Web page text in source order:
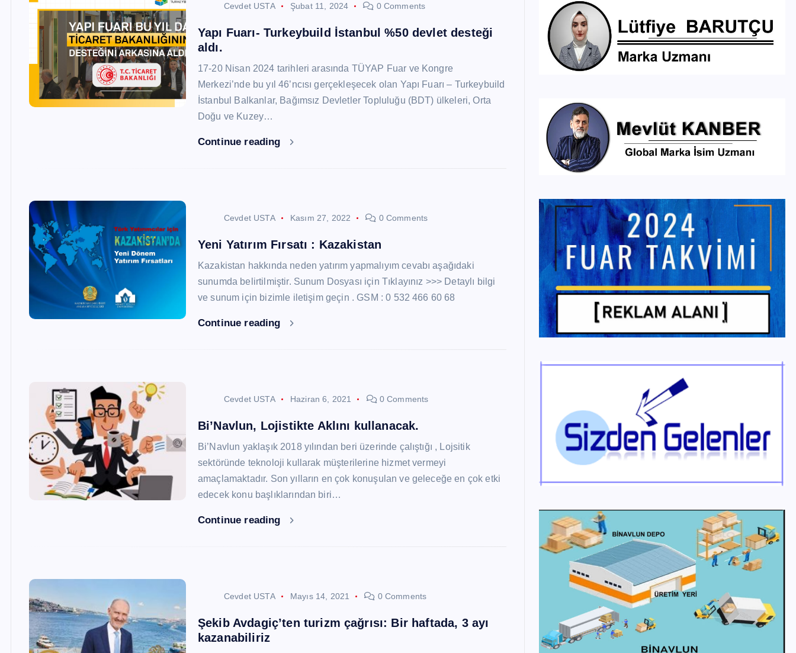
Cevdet USTA Şubat 11, 2024 0 Comments
Yapı Fuarı- Turkeybuild İstanbul %50 devlet desteği
aldı.
17-20 Nisan 2024 tarihleri arasında TÜYAP Fuar ve Kongre
Merkezi’nde bu yıl 46’ncısı gerçekleşecek olan Yapı Fuarı – Turkeybuild
İstanbul Balkanlar, Bağımsız Devletler Topluluğu (BDT) ülkeleri, Orta
Doğu ve Kuzey…
Continue reading
Cevdet USTA Kasım 27, 2022 0 Comments
Yeni Yatırım Fırsatı : Kazakistan
Kazakistan hakkında neden yatırım yapmalıyım cevabı aşağıdaki
sunumda belirtilmiştir. Sunum Dosyası için Tıklayınız >>> Detaylı bilgi
ve sunum için bizimle iletişim geçin . GSM : 0 532 466 60 68
Continue reading
Cevdet USTA Haziran 6, 2021 0 Comments
Bi’Navlun, Lojistikte Aklını kullanacak.
Bi’Navlun yaklaşık 2018 yılından beri üzerinde çalıştığı , Lojsitik
sektöründe teknoloji kullarak müşterilerine hizmet vermeyi
amaçlamaktadır. Son yılların en çok konuşulan ve geleceğe en çok etki
edecek konu başlıklarından biri…
Continue reading
Cevdet USTA Mayıs 14, 2021 0 Comments
Şekib Avdagiç’ten turizm çağrısı: Bir haftada, 3 ayı
kazanabiliriz